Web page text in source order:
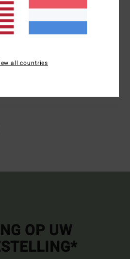
Wash voor een unieke vintage look
OP UW
all countries